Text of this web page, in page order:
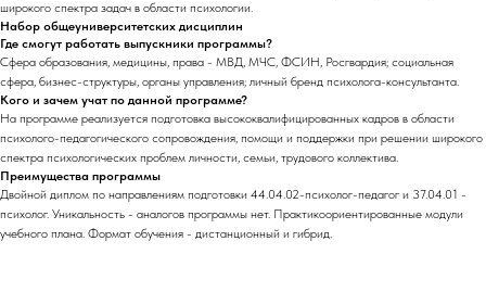
широкого спектра задач в области психологии.
Набор общеуниверситетских дисциплин
Где смогут работать выпускники программы?
Сфера образования, медицины, права - МВД, МЧС, ФСИН, Росгвардия; социальная
сфера, бизнес-структуры, органы управления; личный бренд психолога-консультанта.
Кого и зачем учат по данной программе?
На программе реализуется подготовка высококвалифицированных кадров в области
психолого-педагогического сопровождения, помощи и поддержки при решении широкого
спектра психологических проблем личности, семьи, трудового коллектива.
Преимущества программы
Двойной диплом по направлениям подготовки 44.04.02-психолог-педагог и 37.04.01 -
психолог. Уникальность - аналогов программы нет. Практикоориентированные модули
учебного плана. Формат обучения - дистанционный и гибрид.